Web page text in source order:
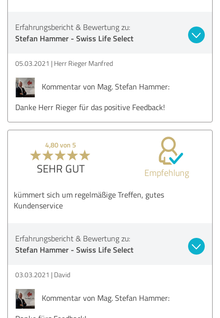
Erfahrungsbericht & Bewertung zu:
Stefan Hammer - Swiss Life Select
05.03.2021 Herr Rieger Manfred
Kommentar von Mag. Stefan Hammer:
Danke Herr Rieger für das positive Feedback!
4,80 von 5
SEHR GUT Empfehlung
kümmert sich um regelmäßige Treffen, gutes
Kundenservice
Erfahrungsbericht & Bewertung zu:
Stefan Hammer - Swiss Life Select
03.03.2021 David
Kommentar von Mag. Stefan Hammer: